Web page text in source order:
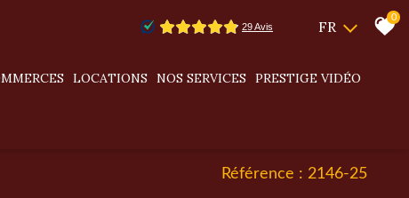
FR
0
LOCATIONS NOS SERVICES PRESTIGE VIDÉO
Référence : 2146-25